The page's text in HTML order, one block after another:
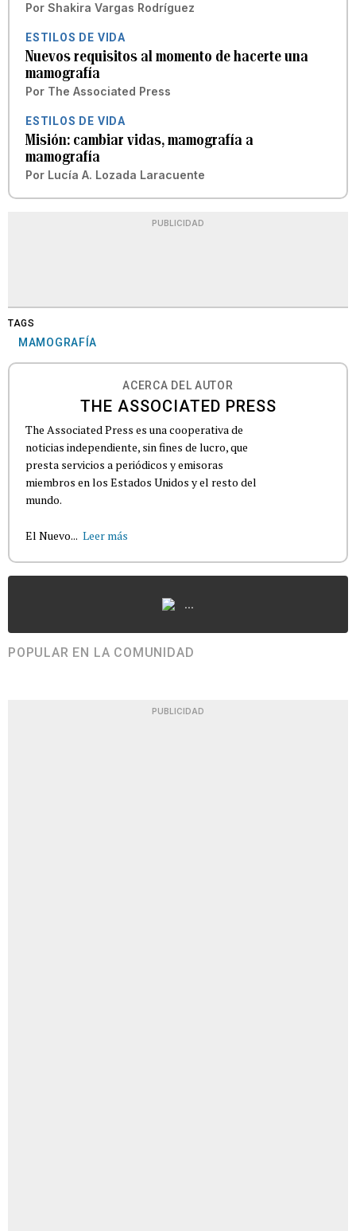
Por Shakira Vargas Rodríguez
ESTILOS DE VIDA
Nuevos requisitos al momento de hacerte una
mamografía
Por The Associated Press
ESTILOS DE VIDA
Misión: cambiar vidas, mamografía a
mamografía
Por Lucía A. Lozada Laracuente
PUBLICIDAD
TAGS
MAMOGRAFÍA
ACERCA DEL AUTOR
THE ASSOCIATED PRESS
The Associated Press es una cooperativa de
noticias independiente, sin fines de lucro, que
presta servicios a periódicos y emisoras
miembros en los Estados Unidos y el resto del
mundo.
El Nuevo... Leer más
...
POPULAR EN LA COMUNIDAD
PUBLICIDAD